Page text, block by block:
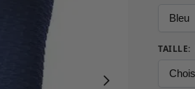
TAILLE: